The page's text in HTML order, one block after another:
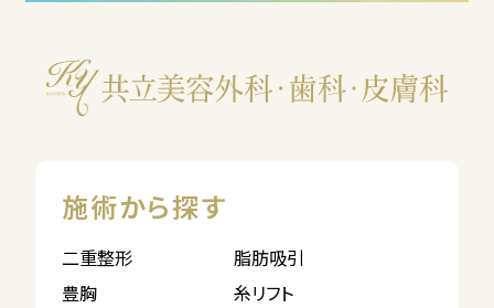
施術から探す
二重整形
脂肪吸引
豊胸
糸リフト